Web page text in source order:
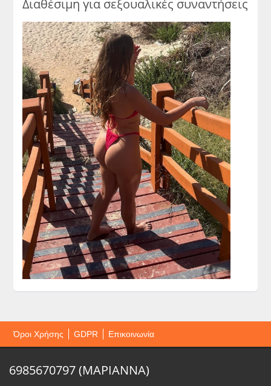
Διαθέσιμη για σεξουαλικές συναντήσεις
Όροι Χρήσης GDPR Επικοινωνία
6985670797 (ΜΑΡΙΑΝΝΑ)